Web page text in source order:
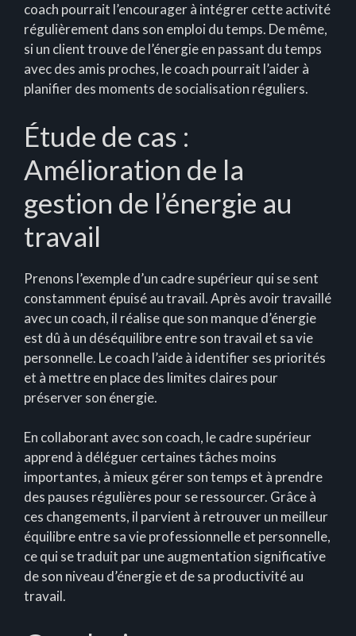
coach pourrait l’encourager à intégrer cette activité
régulièrement dans son emploi du temps. De même,
si un client trouve de l’énergie en passant du temps
avec des amis proches, le coach pourrait l’aider à
planifier des moments de socialisation réguliers.
Étude de cas :
Amélioration de la
gestion de l’énergie au
travail
Prenons l’exemple d’un cadre supérieur qui se sent
constamment épuisé au travail. Après avoir travaillé
avec un coach, il réalise que son manque d’énergie
est dû à un déséquilibre entre son travail et sa vie
personnelle. Le coach l’aide à identifier ses priorités
et à mettre en place des limites claires pour
préserver son énergie.
En collaborant avec son coach, le cadre supérieur
apprend à déléguer certaines tâches moins
importantes, à mieux gérer son temps et à prendre
des pauses régulières pour se ressourcer. Grâce à
ces changements, il parvient à retrouver un meilleur
équilibre entre sa vie professionnelle et personnelle,
ce qui se traduit par une augmentation significative
de son niveau d’énergie et de sa productivité au
travail.